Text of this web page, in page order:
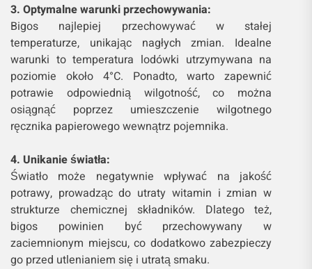
3. Optymalne warunki przechowywania:
Bigos najlepiej przechowywać w stałej
temperaturze, unikając nagłych zmian. Idealne
warunki to temperatura lodówki utrzymywana na
poziomie około 4°C. Ponadto, warto zapewnić
potrawie odpowiednią wilgotność, co można
osiągnąć poprzez umieszczenie wilgotnego
ręcznika papierowego wewnątrz pojemnika.
4. Unikanie światła:
Światło może negatywnie wpływać na jakość
potrawy, prowadząc do utraty witamin i zmian w
strukturze chemicznej składników. Dlatego też,
bigos powinien być przechowywany w
zaciemnionym miejscu, co dodatkowo zabezpieczy
go przed utlenianiem się i utratą smaku.